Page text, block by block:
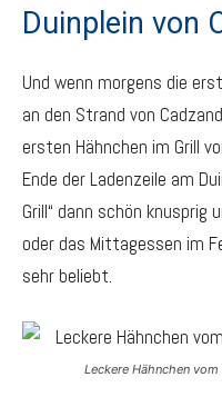
Duinplein von
Und wenn morgens die
an den Strand von
ersten Hähnchen im Grill
Ende der Ladenzeile am
Grill“ dann schön
oder das Mittagessen im
sehr beliebt.
Leckere Hähnchen